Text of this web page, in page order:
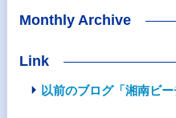
Monthly Archive
Link
以前のブログ「湘南ビ